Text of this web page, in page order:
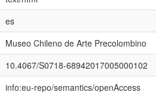
es
Museo Chileno de Arte Precolombino
10.4067/S0718-68942017005000102
info:eu-repo/semantics/openAccess